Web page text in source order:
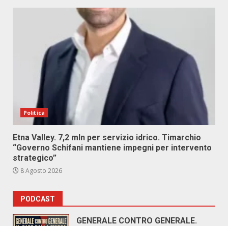
Politica
Etna Valley. 7,2 mln per servizio idrico. Timarchio
“Governo Schifani mantiene impegni per intervento
strategico”
8 Agosto 2026
PODCAST
GENERALE CONTRO GENERALE.